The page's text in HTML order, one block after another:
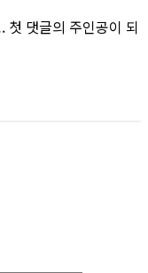
첫 댓글의 주인공이 되